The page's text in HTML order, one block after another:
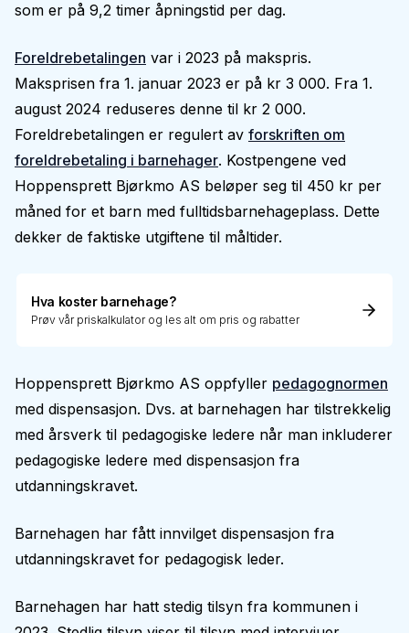
som er på 9,2 timer åpningstid per dag.
Foreldrebetalingen var i 2023 på makspris.
Maksprisen fra 1. januar 2023 er på kr 3 000. Fra 1.
august 2024 reduseres denne til kr 2 000.
Foreldrebetalingen er regulert av forskriften om
foreldrebetaling i barnehager. Kostpengene ved
Hoppensprett Bjørkmo AS beløper seg til 450 kr per
måned for et barn med fulltidsbarnehageplass. Dette
dekker de faktiske utgiftene til måltider.
Hva koster barnehage?
Prøv vår priskalkulator og les alt om pris og rabatter
Hoppensprett Bjørkmo AS oppfyller pedagognormen
med dispensasjon. Dvs. at barnehagen har tilstrekkelig
med årsverk til pedagogiske ledere når man inkluderer
pedagogiske ledere med dispensasjon fra
utdanningskravet.
Barnehagen har fått innvilget dispensasjon fra
utdanningskravet for pedagogisk leder.
Barnehagen har hatt stedig tilsyn fra kommunen i